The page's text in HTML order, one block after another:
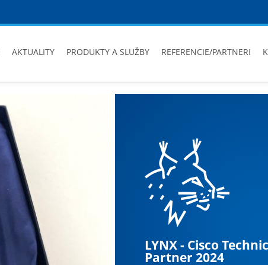
AKTUALITY PRODUKTY A SLUŽBY REFERENCIE/PARTNERI
LYNX - Cisco
Partner 2024
LYNX získal
Inovatívny partner
LYNX MIDS
Jedinečný informačný systém,